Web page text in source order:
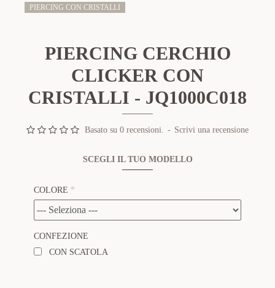
PIERCING CON CRISTALLI
PIERCING CERCHIO
CLICKER CON
CRISTALLI - JQ1000C018
Basato su 0 recensioni. - Scrivi una recensione
SCEGLI IL TUO MODELLO
COLORE
CONFEZIONE
CON SCATOLA